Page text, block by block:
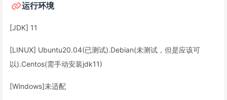
运行环境
[JDK] 11
[LINUX] Ubuntu20.04(已测试).Debian(未测试，但是应该可
以).Centos(需手动安装jdk11)
[Windows]未适配